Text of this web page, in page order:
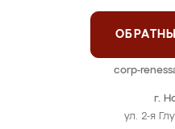
г.
ул. 2-я
corp-